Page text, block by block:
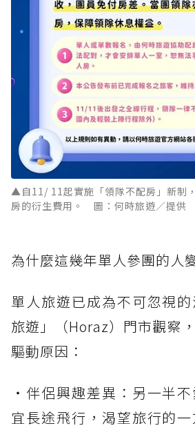
▲自11/ 11起實施「領隊不配房」新制
房的衍生費用。 圖：何時旅遊／提供
為什麼這幾年單人參團的人
單人旅遊已成為不可忽視
旅遊」（Horaz）門市觀察
驅動原因：
・伴侶興趣差異：另一半
宜長途飛行，渴望旅行的